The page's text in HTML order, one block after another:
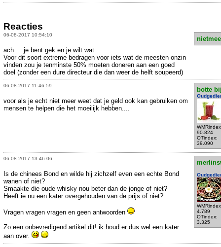
Reacties
06-08-2017 10:54:10
ach ... je bent gek en je wilt wat.
Voor dit soort extreme bedragen voor iets wat de meesten onzin
vinden zou je tenminste 50% moeten doneren aan een goed
doel (zonder een dure directeur die dan weer de helft soupeerd)
06-08-2017 11:46:59
botte
90.824
OTindex:
39.090
voor als je echt niet meer weet dat je geld ook kan gebruiken om
mensen te helpen die het moeilijk hebben....
06-08-2017 13:46:06
4.789
OTindex:
3.325
Is de chinees Bond en wilde hij zichzelf even een echte Bond
wanen of niet?
Smaakte die oude whisky nou beter dan de jonge of niet?
Heeft ie nu een kater overgehouden van de prijs of niet?
Vragen vragen vragen en geen antwoorden
Zo een onbevredigend artikel dit! ik houd er dus wel een kater
aan over.